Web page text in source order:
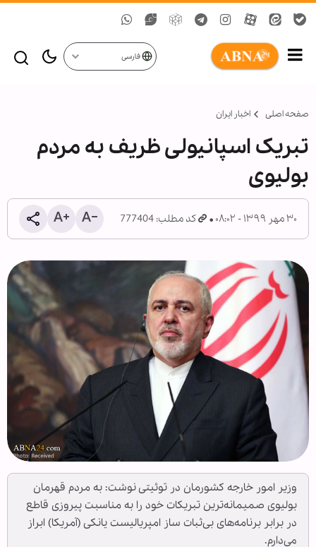
فارسی
صفحه اصلی اخبار ایران
تبریک اسپانیولی ظریف به مردم
بولیوی
۳۰ مهر ۱۳۹۹ - ۰۸:۰۲ کد مطلب: 777404
وزیر امور خارجه کشورمان در توئیتی نوشت: به مردم قهرمان
بولیوی صمیمانه‌ترین تبریکات خود را به مناسبت پیروزی قاطع
در برابر برنامه‌های بی‌ثبات ساز امپریالیست یانکی (آمریکا) ابراز
می‌دارم.